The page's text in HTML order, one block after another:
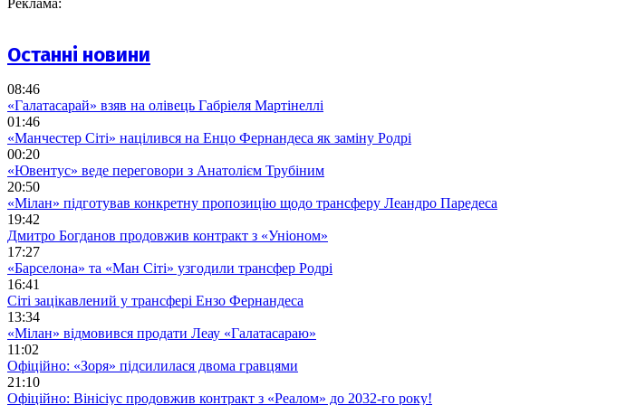
Реклама:
Останні новини
08:46
«Галатасарай» взяв на олівець Габріеля Мартінеллі
01:46
«Манчестер Сіті» націлився на Енцо Фернандеса як заміну Родрі
00:20
«Ювентус» веде переговори з Анатолієм Трубіним
20:50
«Мілан» підготував конкретну пропозицію щодо трансферу Леандро Паредеса
19:42
Дмитро Богданов продовжив контракт з «Уніоном»
17:27
«Барселона» та «Ман Сіті» узгодили трансфер Родрі
16:41
Сіті зацікавлений у трансфері Ензо Фернандеса
13:34
«Мілан» відмовився продати Леау «Галатасараю»
11:02
Офіційно: «Зоря» підсилилася двома гравцями
21:10
Офіційно: Вінісіус продовжив контракт з «Реалом» до 2032-го року!